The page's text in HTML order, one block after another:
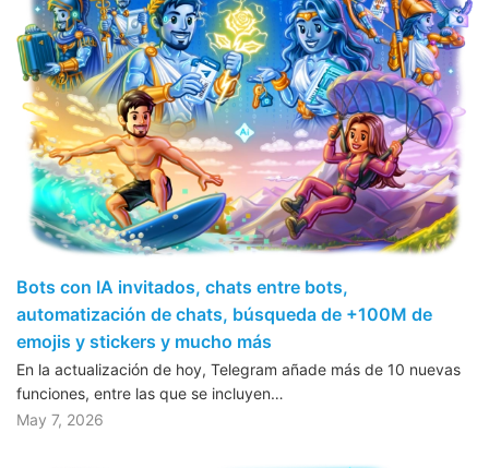
Bots con IA invitados, chats entre bots,
automatización de chats, búsqueda de +100M de
emojis y stickers y mucho más
En la actualización de hoy, Telegram añade más de 10 nuevas
funciones, entre las que se incluyen…
May 7, 2026